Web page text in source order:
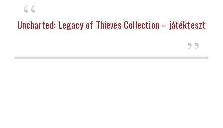
Uncharted: Legacy of Thieves Collection – játékteszt